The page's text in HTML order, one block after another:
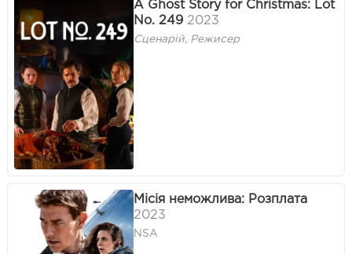
A Ghost Story for Christmas: Lot
No. 249 2023
Сценарій, Режисер
Місія неможлива: Розплата
2023
NSA